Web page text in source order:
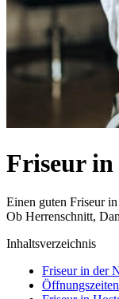
Friseur in
Einen guten Friseur
Ob Herrenschnitt,
Inhaltsverzeichnis
Friseur in der